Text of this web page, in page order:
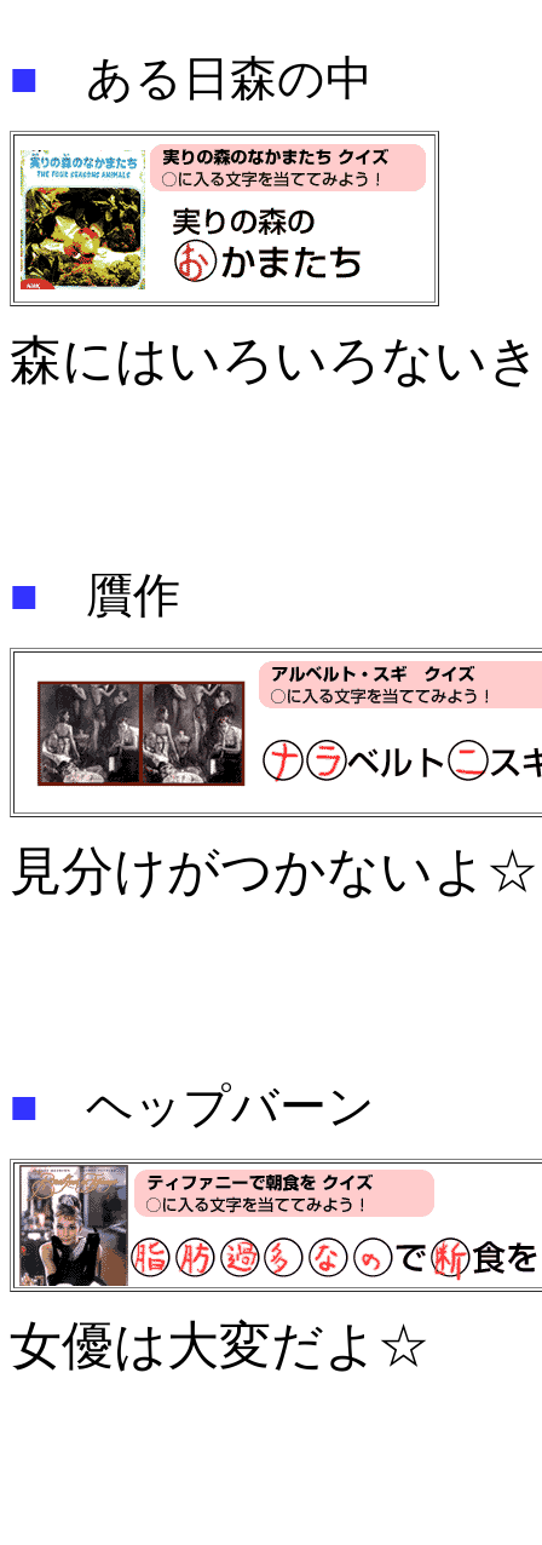
■ ある日森の中
森にはいろいろない
■ 贋作
見分けがつかないよ☆
■ ヘップバーン
女優は大変だよ☆